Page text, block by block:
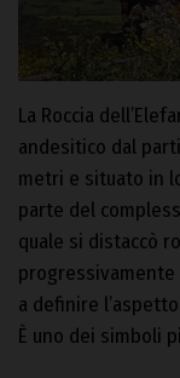
La Roccia
andesitico dal
metri e situato in
parte del
quale si distaccò
a definire
È uno dei simboli